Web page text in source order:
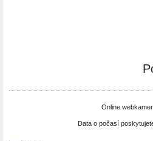
Online
Data o počasí